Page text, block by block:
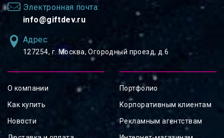
Электронная почта:
info@giftdev.ru
Адрес:
127254, ⁠г. Москва, Огородный проезд, д.6
О компании
Как купить
Новости
Портфолио
Корпоративным клиентам
Рекламным агентствам